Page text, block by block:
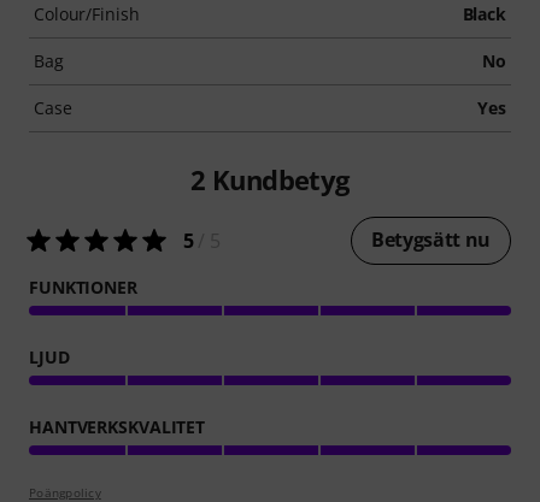
Colour/Finish Black
Bag No
Case Yes
2 Kundbetyg
5/ 5 Betygsätt nu
FUNKTIONER
LJUD
HANTVERKSKVALITET
Poängpolicy